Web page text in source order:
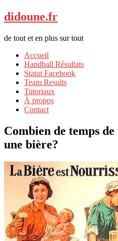
didoune.fr
de tout et en plus sur tout
Accueil
Handball Résultats
Statut Facebook
Team Results
Tutoriaux
À propos
Contact
Combien de temps
une bière?